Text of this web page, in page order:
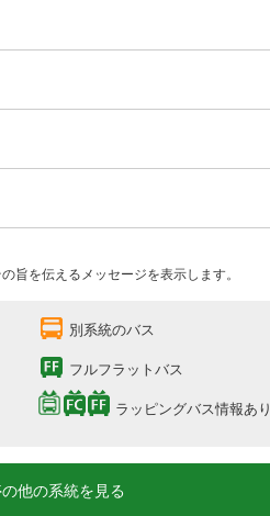
旨を伝えるメッセージを表示します。
別系統のバス
フルフラットバス
ラッピングバス情報あり
他の系統を見る